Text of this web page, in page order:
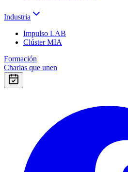
Industria
Impulso LAB
Clúster MIA
Formación
Charlas que unen